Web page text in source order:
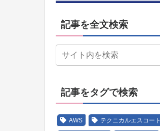
記事を全文検索
記事をタグで検索
AWS テクニカルエスコート